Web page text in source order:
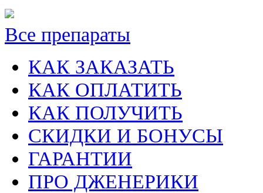
Все препараты
КАК ЗАКАЗАТЬ
КАК ОПЛАТИТЬ
КАК ПОЛУЧИТЬ
СКИДКИ И БОНУСЫ
ГАРАНТИИ
ПРО ДЖЕНЕРИКИ